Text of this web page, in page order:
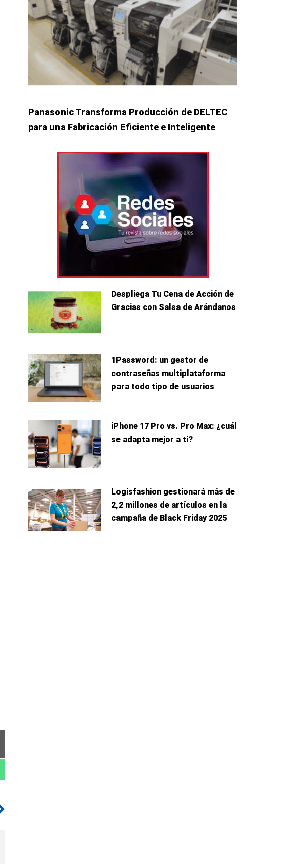
Panasonic Transforma Producción de DELTEC
para una Fabricación Eficiente e Inteligente
Despliega Tu Cena de Acción de
Gracias con Salsa de Arándanos
1Password: un gestor de
contraseñas multiplataforma
para todo tipo de usuarios
iPhone 17 Pro vs. Pro Max: ¿cuál
se adapta mejor a ti?
Logisfashion gestionará más de
2,2 millones de artículos en la
campaña de Black Friday 2025